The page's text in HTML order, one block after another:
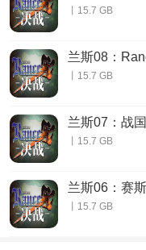
丨15.7 GB
兰斯08：
丨15.7 GB
兰斯07：战
丨15.7 GB
兰斯06：赛
丨15.7 GB